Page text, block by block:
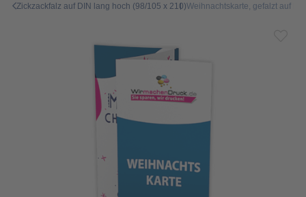
Zickzackfalz auf DIN lang hoch (98/105 x 210)Weihnachtskarte, gefalzt auf